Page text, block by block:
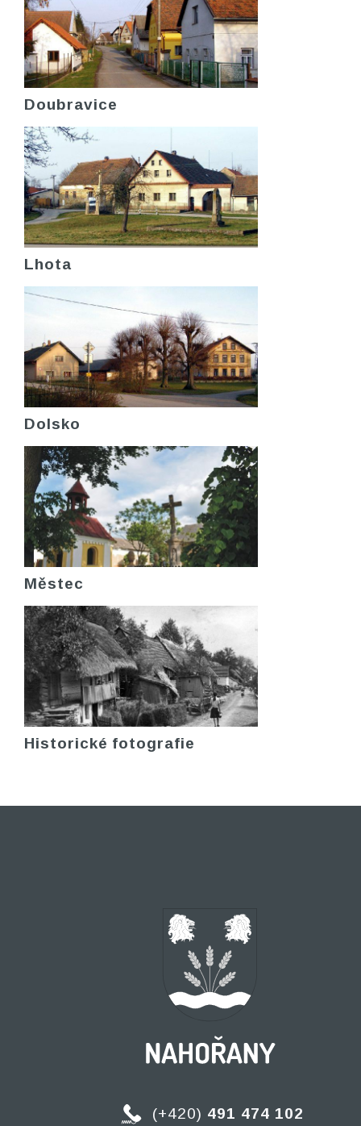
Doubravice
Lhota
Dolsko
Městec
Historické fotografie
(+420) 491 474 102